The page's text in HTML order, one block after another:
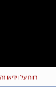
דווח על וידיאו זה